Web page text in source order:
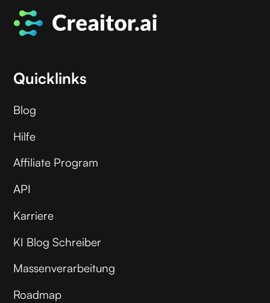
Quicklinks
Blog
Hilfe
Affiliate Program
API
Karriere
KI Blog Schreiber
Massenverarbeitung
Roadmap